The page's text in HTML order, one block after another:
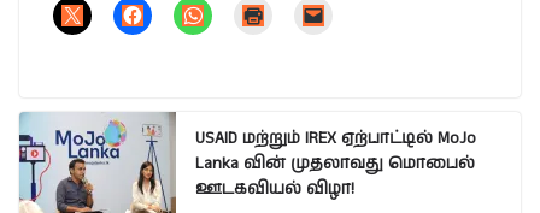
USAID மற்றும் IREX ஏற்பாட்டில் MoJo
Lanka வின் முதலாவது மொபைல்
ஊடகவியல் விழா!